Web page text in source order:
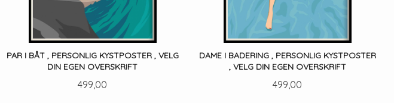
PAR I BÅT , PERSONLIG KYSTPOSTER , VELG
DIN EGEN OVERSKRIFT
Pris
499,00
DAME I BADERING , PERSONLIG KYSTPOSTER
, VELG DIN EGEN OVERSKRIFT
Pris
499,00